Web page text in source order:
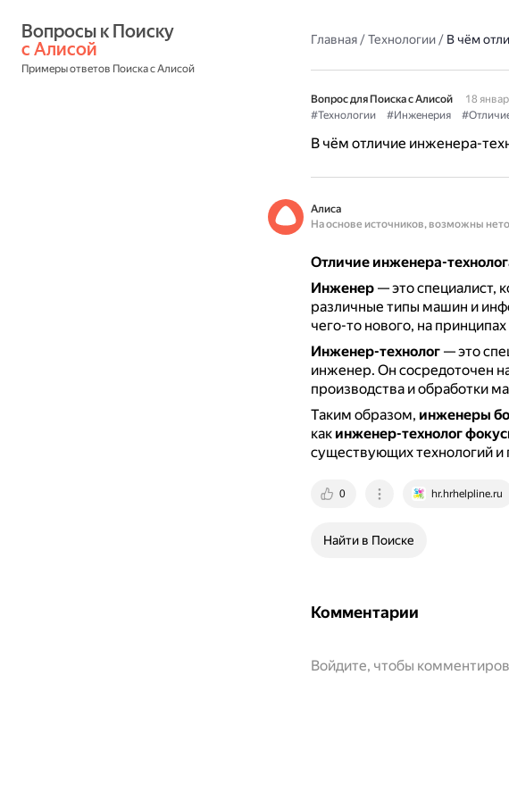
с Алисой
Примеры ответов Поиска с Алисой
Главная/Технологии/ В чём
Вопрос для Поиска с Алисой
18
#Технологии
#Инженерия
В чём отличие инженера-
Алиса
На основе источников, возможны
Отличие инженера-
Инженер— это специалист,
различные типы машин и
чего-то нового, на
Инженер-технолог— это
инженер. Он сосредоточен
производства и обработки
Таким образом, инженеры
как инженер-технолог
существующих технологий и
0 hr.hrhelpline.ru
Найти в Поиске
Комментарии
Войдите, чтобы